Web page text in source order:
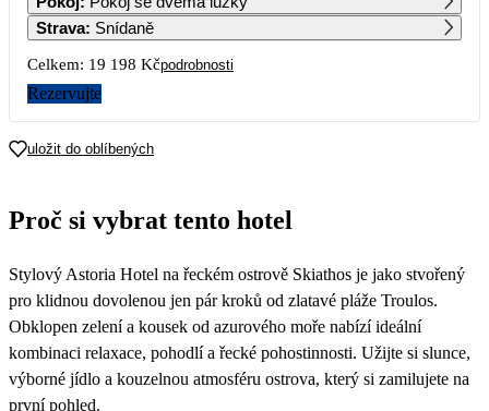
7
14
11 359
21
9 949 10 799
Strava: Snídaně
Celkem: 19 198 Kčpodrobnosti
Rezervujte
uložit do oblíbených
Proč si vybrat tento hotel
Stylový Astoria Hotel na řeckém ostrově Skiathos je jako stvořený
pro klidnou dovolenou jen pár kroků od zlatavé pláže Troulos.
Obklopen zelení a kousek od azurového moře nabízí ideální
kombinaci relaxace, pohodlí a řecké pohostinnosti. Užijte si slunce,
výborné jídlo a kouzelnou atmosféru ostrova, který si zamilujete na
první pohled.